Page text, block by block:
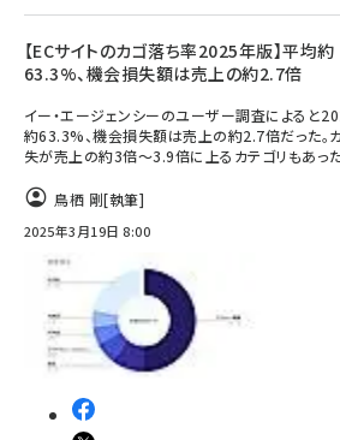
【ECサイトのカゴ落ち率2025年版】平均約
63.3%、機会損失額は売上の約2.7倍
イー・エージェンシーのユーザー調査によると
約63.3%、機会損失額は売上の約2.7倍だった。
失が売上の約3倍〜3.9倍に上るカテゴリもあった
鳥栖 剛[執筆]
2025年3月19日 8:00